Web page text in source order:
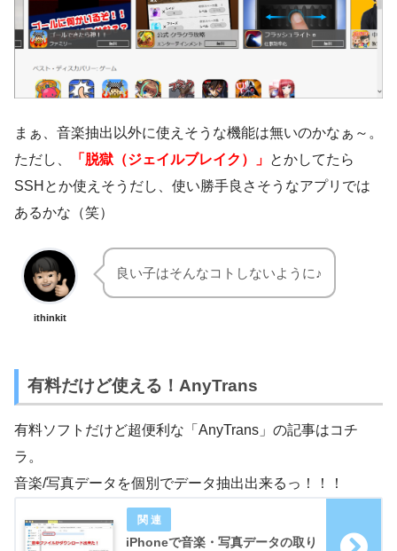
まぁ、音楽抽出以外に使えそうな機能は無いのかなぁ～。
ただし、
「脱獄（ジェイルブレイク）」 とかしてたら
SSHとか使えそうだし、使い勝手良さそうなアプリでは
あるかな（笑）
ithinkit
良い子はそんなコトしないように♪
有料だけど使える！AnyTrans
有料ソフトだけど超便利な「AnyTrans」の記事はコチ
ラ。
音楽/写真データを個別でデータ抽出出来るっ！！！
iPhoneで音楽・写真データの取り